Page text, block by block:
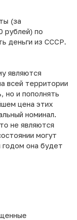
(за
рублей) по
деньги из СССР.
являются
всей территории
но и пополнять
цена этих
номинал.
не являются
могут
она будет